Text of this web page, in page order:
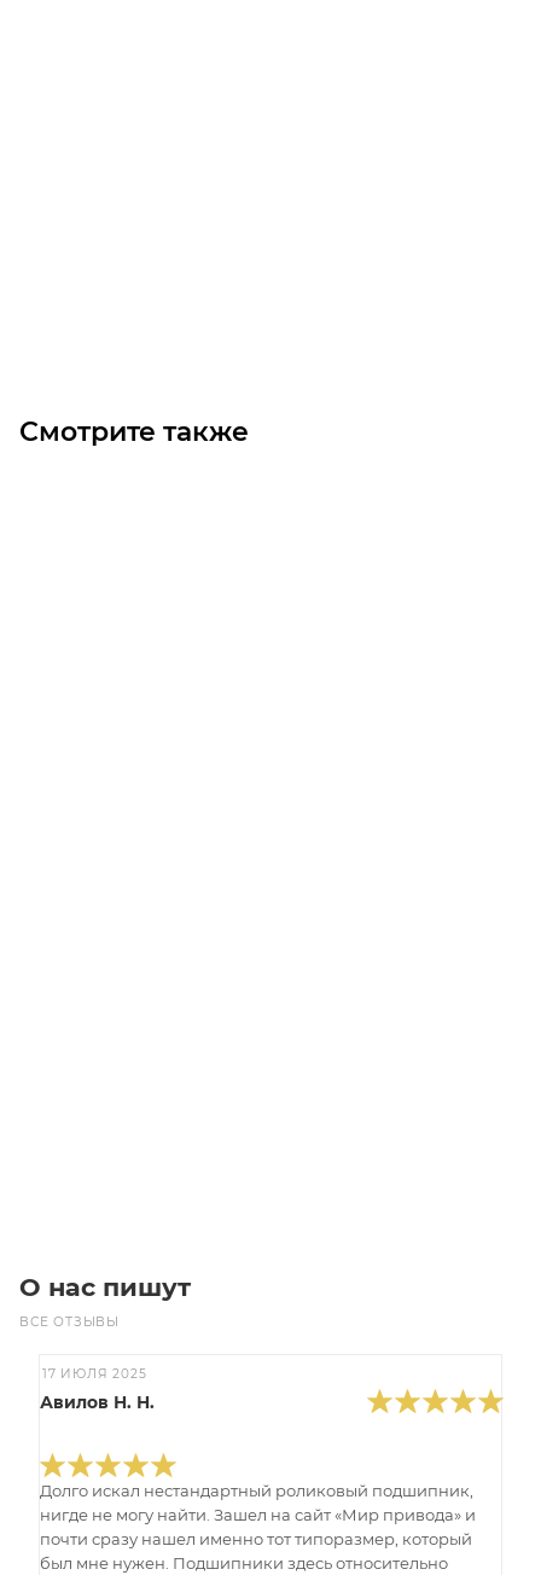
Смотрите также
О нас пишут
ВСЕ ОТЗЫВЫ
17 ИЮЛЯ 2025
Авилов Н. Н.
Долго искал нестандартный роликовый подшипник,
нигде не могу найти. Зашел на сайт «Мир привода» и
почти сразу нашел именно тот типоразмер, который
был мне нужен. Подшипники здесь относительно